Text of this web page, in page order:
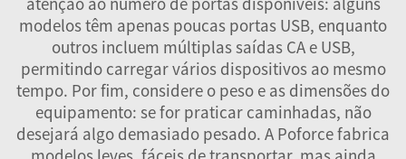
modelos têm apenas poucas portas USB, enquanto
outros incluem múltiplas saídas CA e USB,
permitindo carregar vários dispositivos ao mesmo
tempo. Por fim, considere o peso e as dimensões do
equipamento: se for praticar caminhadas, não
desejará algo demasiado pesado. A Poforce fabrica